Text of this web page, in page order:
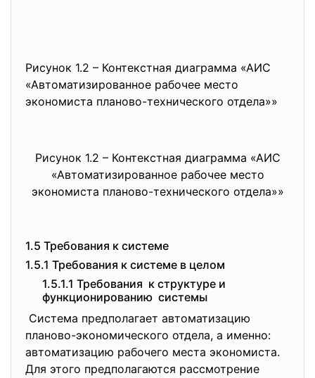
Рисунок 1.2 – Контекстная диаграмма «АИС
«Автоматизированное рабочее место
экономиста планово-технического отдела»»
Рисунок 1.2 – Контекстная диаграмма «АИС
«Автоматизированное рабочее место
экономиста планово-технического отдела»»
1.5 Требования к системе
1.5.1 Требования к системе в целом
1.5.1.1 Требования к структуре и
функционированию системы
Система предполагает автоматизацию
планово-экономического отдела, а именно:
автоматизацию рабочего места экономиста.
Для этого предполагаются рассмотрение